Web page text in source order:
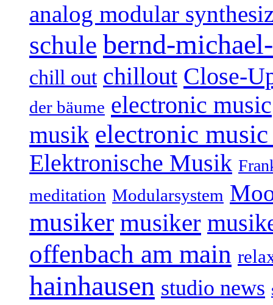
analog modular
schule bernd-
chill out chillout Close-
der bäume electronic music
musik electronic
Elektronische Musik
meditation Modularsystem
musiker musiker
offenbach am main
hainhausen studio news